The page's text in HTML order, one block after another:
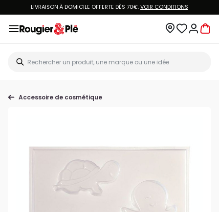
LIVRAISON À DOMICILE OFFERTE DÈS 70€.VOIR CONDITIONS
Accessoire de cosmétique